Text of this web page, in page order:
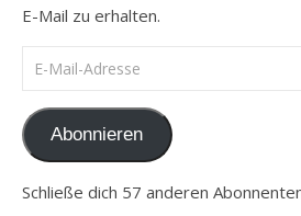
E-Mail zu erhalten.
E-Mail-Adresse
Abonnieren
Schließe dich 57 anderen